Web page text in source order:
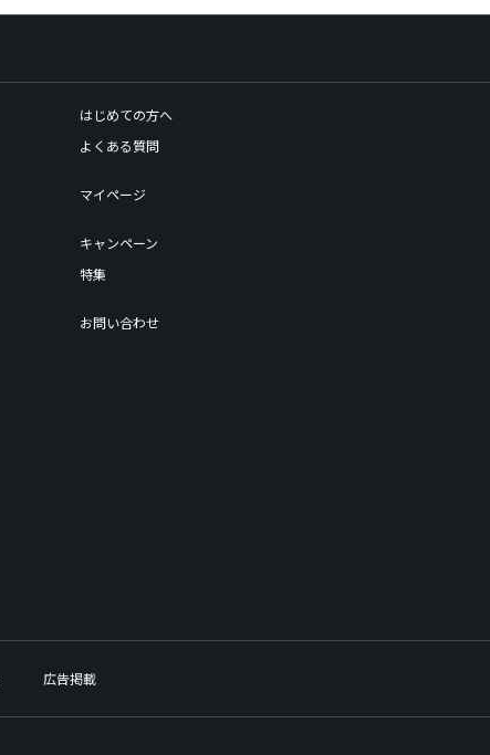
はじめての方へ
よくある質問
マイページ
キャンペーン
特集
お問い合わせ
広告掲載